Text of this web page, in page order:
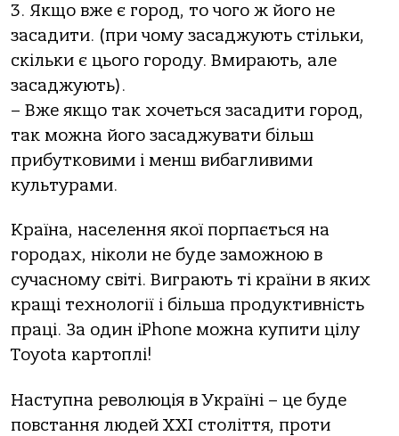
3. Якщо вже є город, то чого ж його не
засадити. (при чому засаджують стільки,
скільки є цього городу. Вмирають, але
засаджують).
– Вже якщо так хочеться засадити город,
так можна його засаджувати більш
прибутковими і менш вибагливими
культурами.
Країна, населення якої порпається на
городах, ніколи не буде заможною в
сучасному світі. Виграють ті країни в яких
кращі технології і більша продуктивність
праці. За один iPhone можна купити цілу
Toyota картоплі!
Наступна революція в Україні – це буде
повстання людей ХХІ століття, проти